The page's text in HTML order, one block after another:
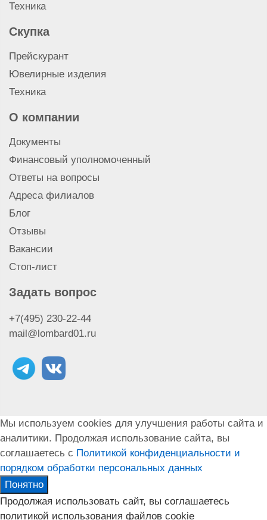
Техника
Скупка
Прейскурант
Ювелирные изделия
Техника
О компании
Документы
Финансовый уполномоченный
Ответы на вопросы
Адреса филиалов
Блог
Отзывы
Вакансии
Стоп-лист
Задать вопрос
+7(495) 230-22-44
mail@lombard01.ru
Мы используем cookies для улучшения работы сайта и
аналитики. Продолжая использование сайта, вы
соглашаетесь с Политикой конфиденциальности и
порядком обработки персональных данных
Понятно
Продолжая использовать сайт, вы соглашаетесь
политикой использования файлов cookie